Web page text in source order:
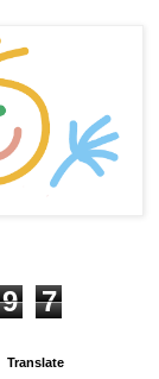
9 7
Translate